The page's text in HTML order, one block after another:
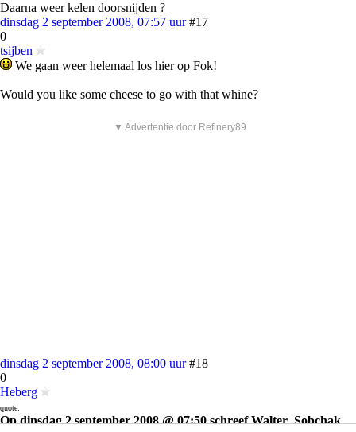
Daarna weer kelen doorsnijden ?
dinsdag 2 september 2008, 07:57 uur #17
0
tsijben
We gaan weer helemaal los hier op Fok!
Would you like some cheese to go with that whine?
▼ Advertentie door Refinery89
dinsdag 2 september 2008, 08:00 uur #18
0
Heberg
quote:
Op dinsdag 2 september 2008 @ 07:50 schreef Walter_Sobchak